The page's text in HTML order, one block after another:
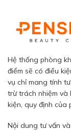
Hệ thống phòng
điểm sẽ có điều
vụ chỉ mang tính
trừ trách nhiệm và
kiện, quy định của
Nội dung tư vấn